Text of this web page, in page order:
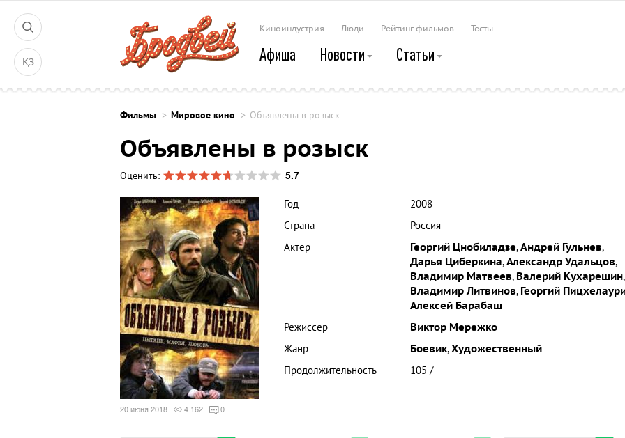
ҚЗ
Киноиндустрия Люди Рейтинг фильмов Тесты
Афиша Новости Статьи
Фильмы Мировое кино Объявлены в розыск
Объявлены в розыск
Оценить: 5.7
20 июня 2018 4 162 0
Год
2008
Страна
Россия
Актер
Георгий Цнобиладзе,Андрей Гульнев,
Дарья Циберкина,Александр Удальцов,
Владимир Матвеев, Валерий Кухарешин,
Владимир Литвинов, Георгий
Алексей Барабаш
Режиссер
Виктор Мережко
Жанр
Боевик,Художественный
Продолжительность
105 /